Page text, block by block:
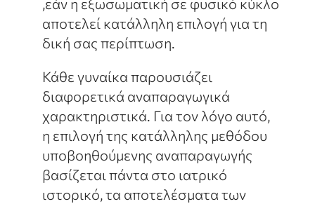
,εάν η εξωσωματική σε φυσικό κύκλο
αποτελεί κατάλληλη επιλογή για τη
δική σας περίπτωση.
Κάθε γυναίκα παρουσιάζει
διαφορετικά αναπαραγωγικά
χαρακτηριστικά. Για τον λόγο αυτό,
η επιλογή της κατάλληλης μεθόδου
υποβοηθούμενης αναπαραγωγής
βασίζεται πάντα στο ιατρικό
ιστορικό, τα αποτελέσματα των